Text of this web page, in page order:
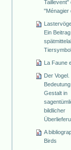
Taillevent"
"Ménagier
Ein
La Faune
Der Vogel.
Gestalt in
bildlicher
A
Birds